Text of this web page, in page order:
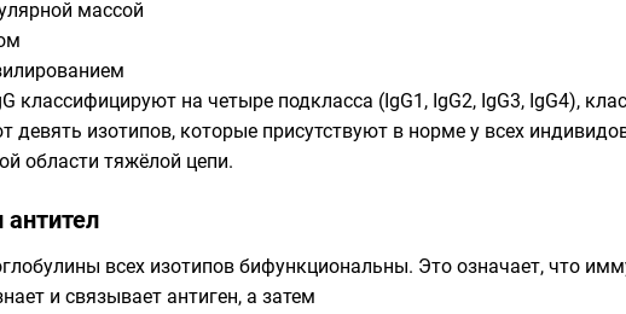
массой
классифицируют на четыре подкласса (IgG1, IgG2, IgG3, IgG4),
девять изотипов, которые присутствуют в норме у всех
области тяжёлой цепи.
всех изотипов бифункциональны. Это означает, что
и связывает антиген, а затем